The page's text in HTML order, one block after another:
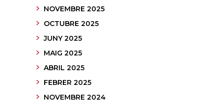
NOVEMBRE 2025
OCTUBRE 2025
JUNY 2025
MAIG 2025
ABRIL 2025
FEBRER 2025
NOVEMBRE 2024